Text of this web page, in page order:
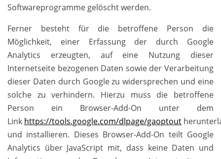
Softwareprogramme gelöscht werden.
Ferner besteht für die betroffene Person die
Möglichkeit, einer Erfassung der durch Google
Analytics erzeugten, auf eine Nutzung dieser
Internetseite bezogenen Daten sowie der Verarbeitung
dieser Daten durch Google zu widersprechen und eine
solche zu verhindern. Hierzu muss die betroffene
Person ein Browser-Add-On unter dem
Link https://tools.google.com/dlpage/gaoptout
und installieren. Dieses Browser-Add-On teilt Google
Analytics über JavaScript mit, dass keine Daten und